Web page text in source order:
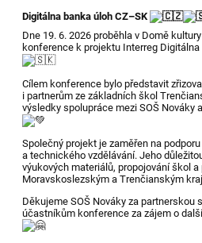
Digitálna banka úloh CZ–SK
Dne 19. 6. 2026 proběhla v Domě
konference k projektu Interreg
Cílem konference bylo představit
i partnerům ze základních škol
výsledky spolupráce mezi SOŠ Nováky
Společný projekt je zaměřen na
a technického vzdělávání. Jeho
výukových materiálů, propojování škol
Moravskoslezským a Trenčianským
Děkujeme SOŠ Nováky za partnerskou
účastníkům konference za zájem o